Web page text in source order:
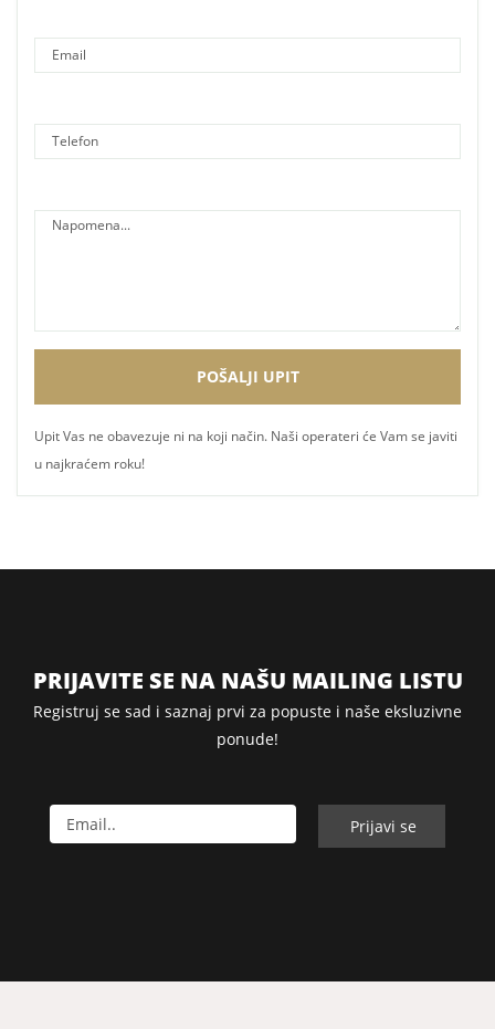
Upit Vas ne obavezuje ni na koji način. Naši operateri će Vam se javiti
u najkraćem roku!
PRIJAVITE SE NA NAŠU MAILING LISTU
Registruj se sad i saznaj prvi za popuste i naše eksluzivne
ponude!